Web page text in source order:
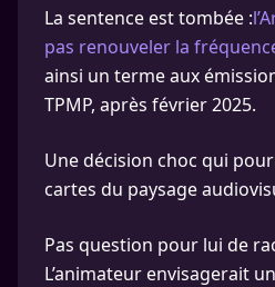
La sentence est tombée :
pas renouveler la
ainsi un terme aux
TPMP, après février 2025.
Une décision choc qui
cartes du paysage
Pas question pour lui de
L’animateur envisagerait